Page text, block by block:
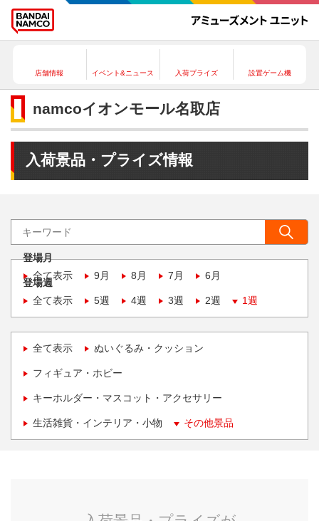
店舗情報 イベント&ニュース 入荷プライズ 設置ゲーム機
namcoイオンモール名取店
入荷景品・プライズ情報
登場月
全て表示
9月 8月 7月 6月
登場週
全て表示
5週 4週 3週 2週 1週
全て表示 ぬいぐるみ・クッション
フィギュア・ホビー
キーホルダー・マスコット・アクセサリー
生活雑貨・インテリア・小物 その他景品